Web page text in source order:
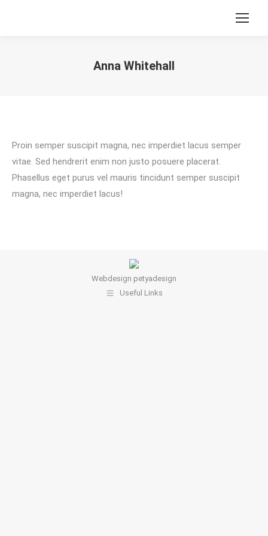
Anna Whitehall
Proin semper suscipit magna, nec imperdiet lacus semper
vitae. Sed hendrerit enim non justo posuere placerat.
Phasellus eget purus vel mauris tincidunt semper suscipit
magna, nec imperdiet lacus!
Webdesign petyadesign
Useful Links